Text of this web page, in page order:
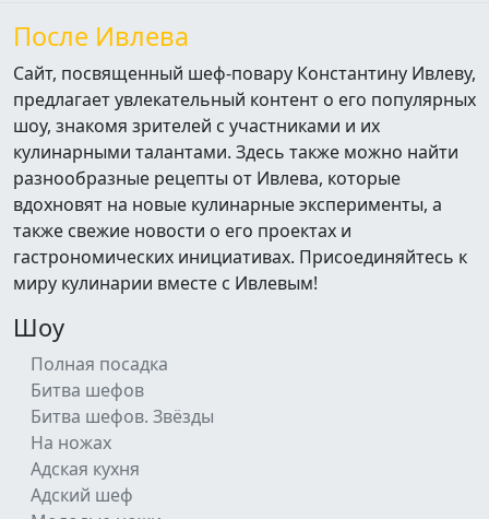
После Ивлева
Сайт, посвященный шеф-повару Константину Ивлеву,
предлагает увлекательный контент о его популярных
шоу, знакомя зрителей с участниками и их
кулинарными талантами. Здесь также можно найти
разнообразные рецепты от Ивлева, которые
вдохновят на новые кулинарные эксперименты, а
также свежие новости о его проектах и
гастрономических инициативах. Присоединяйтесь к
миру кулинарии вместе с Ивлевым!
Шоу
Полная посадка
Битва шефов
Битва шефов. Звёзды
На ножах
Адская кухня
Адский шеф